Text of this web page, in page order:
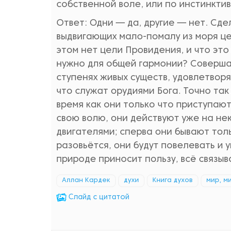
собственной воле, или по
Ответ: Одни — да, другие — нет.
выдвигающих мало-помалу из моря
этом нет цели Провидения, и что
нужно для общей гармонии?
ступенях живых существ,
что служат орудиями Бога. Точно
время как они только что
свою волю, они действуют уже на
двигателями; сперва они бывают
разовьётся, они будут повелевать и
природе приносит пользу, всё
Аллан Кардек духи Книга духов мир,
Cлайд с цитатой